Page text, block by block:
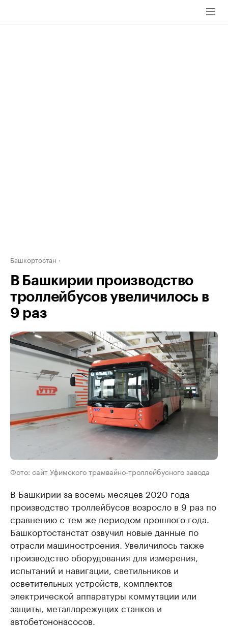
Башкортостан
В Башкирии производство
троллейбусов увеличилось в
9 раз
Фото: сайт Уфимского трамвайно-троллейбусного завода
В Башкирии за восемь месяцев 2020 года
производство троллейбусов возросло в 9 раз по
сравнению с тем же периодом прошлого года.
Башкортостанстат озвучил новые данные по
отрасли машиностроения. Увеличилось также
производство оборудования для измерения,
испытаний и навигации, светильников и
осветительных устройств, комплектов
электрической аппаратуры коммутации или
защиты, металлорежущих станков и
автобетононасосов.